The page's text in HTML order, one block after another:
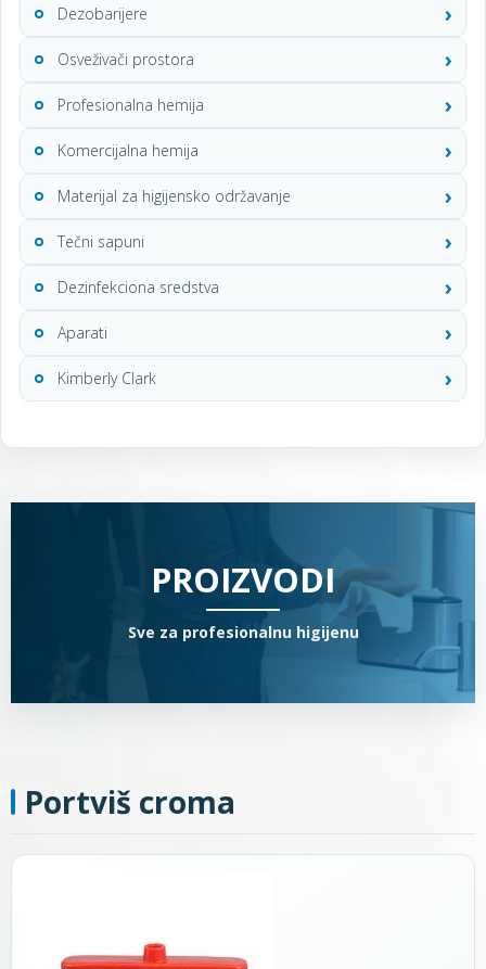
Dezobarijere
Osveživači prostora
Profesionalna hemija
Komercijalna hemija
Materijal za higijensko održavanje
Tečni sapuni
Dezinfekciona sredstva
Aparati
Kimberly Clark
PROIZVODI
Sve za profesionalnu higijenu
Portviš croma